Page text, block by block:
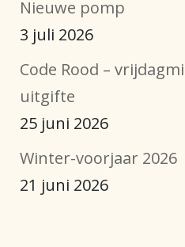
Nieuwe pomp
3 juli 2026
Code Rood –
uitgifte
25 juni 2026
Winter-voorjaar 2026
21 juni 2026